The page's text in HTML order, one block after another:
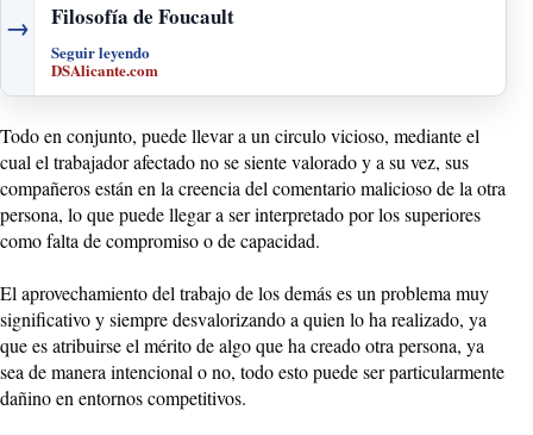
→ Filosofía de Foucault
Seguir leyendo
DSAlicante.com
Todo en conjunto, puede llevar a un circulo vicioso, mediante el
cual el trabajador afectado no se siente valorado y a su vez, sus
compañeros están en la creencia del comentario malicioso de la otra
persona, lo que puede llegar a ser interpretado por los superiores
como falta de compromiso o de capacidad.
El aprovechamiento del trabajo de los demás es un problema muy
significativo y siempre desvalorizando a quien lo ha realizado, ya
que es atribuirse el mérito de algo que ha creado otra persona, ya
sea de manera intencional o no, todo esto puede ser particularmente
dañino en entornos competitivos.